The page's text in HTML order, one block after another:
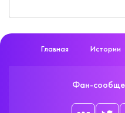
Главная Истории
Фан-